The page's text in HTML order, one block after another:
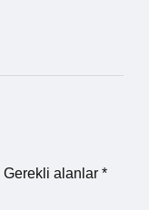
Gerekli alanlar *